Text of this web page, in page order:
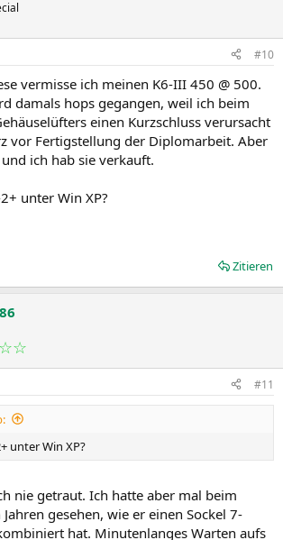
#10
vermisse ich meinen K6-III 450 @ 500.
damals hops gegangen, weil ich beim
einen Kurzschluss verursacht
vor Fertigstellung der Diplomarbeit. Aber
ich hab sie verkauft.
unter Win XP?
Zitieren
#11
unter Win XP?
nie getraut. Ich hatte aber mal beim
gesehen, wie er einen Sockel 7-
hat. Minutenlanges Warten aufs